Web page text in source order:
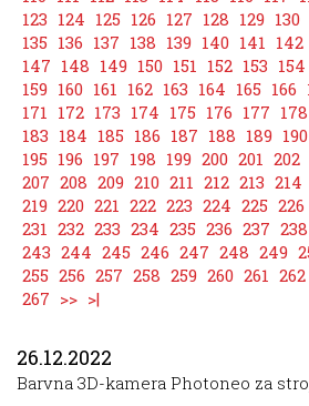
123 124 125 126 127 128 129 130
135 136 137 138 139 140 141 142
147 148 149 150 151 152 153 154
159 160 161 162 163 164 165 166
171 172 173 174 175 176 177 178
183 184 185 186 187 188 189 190
195 196 197 198 199 200 201 202
207 208 209 210 211 212 213 214
219 220 221 222 223 224 225 226
231 232 233 234 235 236 237 238
243 244 245 246 247 248 249
255 256 257 258 259 260 261 262
267 >> >|
26.12.2022
Barvna 3D-kamera Photoneo za